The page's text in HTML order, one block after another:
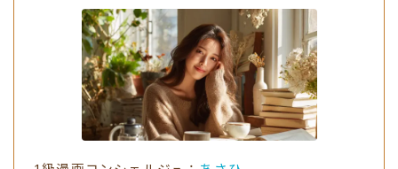
運営者情報
お役立ちリンク集